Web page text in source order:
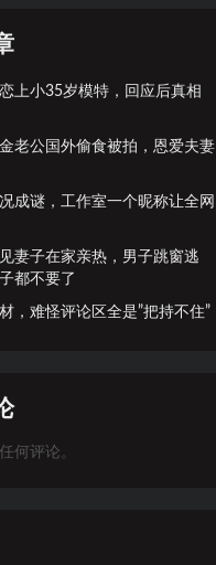
上小35岁模特，回应后真相
老公国外偷食被拍，恩爱夫妻
成谜，工作室一个昵称让全网
妻子在家亲热，男子跳窗逃
都不要了
，难怪评论区全是”把持不住”
何评论。